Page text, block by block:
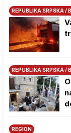
REPUBLIKA SRPSKA /
REPUBLIKA SRPSKA /
REGION